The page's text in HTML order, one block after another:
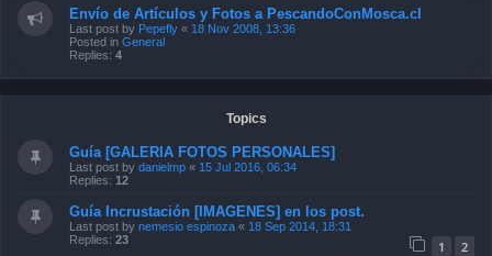
Envío de Artículos y Fotos a PescandoConMosca.cl
Last post by Pepefly « 18 Nov 2008, 13:36
Posted in General
Replies: 4
Topics
Guía [GALERIA FOTOS PERSONALES]
Last post by danielmp « 15 Jul 2016, 06:34
Replies: 12
Guía Incrustación [IMAGENES] en los post.
Last post by nemesio espinoza « 18 Sep 2014, 18:31
Replies: 23 1 2